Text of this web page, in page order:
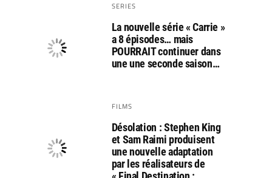
SERIES
La nouvelle série « Carrie »
a 8 épisodes… mais
POURRAIT continuer dans
une une seconde saison…
FILMS
Désolation : Stephen King
et Sam Raimi produisent
une nouvelle adaptation
par les réalisateurs de